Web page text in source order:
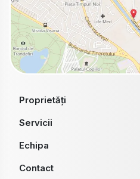
Proprietăți
Servicii
Echipa
Contact